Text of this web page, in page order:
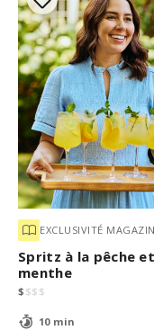
EXCLUSIVITÉ
Spritz à la pêche
menthe
$ $$ $
10 min